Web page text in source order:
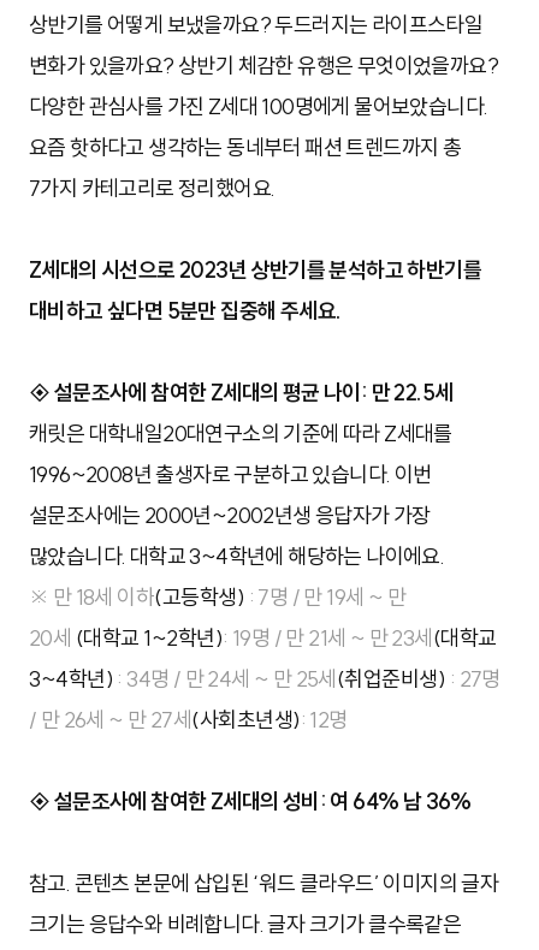
상반기를 어떻게 보냈을까요? 두드러지는 라이프스타일
변화가 있을까요? 상반기 체감한 유행은 무엇이었을까요?
다양한 관심사를 가진 Z세대 100명에게 물어보았습니다.
요즘 핫하다고 생각하는 동네부터 패션 트렌드까지 총
7가지 카테고리로 정리했어요.
Z세대의 시선으로 2023년 상반기를 분석하고 하반기를
대비하고 싶다면 5분만 집중해 주세요.
◈설문조사에 참여한 Z세대의 평균 나이: 만 22.5세
캐릿은 대학내일20대연구소의 기준에 따라 Z세대를
1996~2008년 출생자로 구분하고 있습니다. 이번
설문조사에는 2000년~2002년생 응답자가 가장
많았습니다. 대학교 3~4학년에 해당하는 나이에요.
※ 만 18세 이하(고등학생) : 7명 / 만 19세 ~ 만
20세 (대학교 1~2학년): 19명 / 만 21세 ~ 만 23세(대학교
3~4학년) : 34명 / 만 24세 ~ 만 25세(취업준비생) : 27명
/ 만 26세 ~ 만 27세(사회초년생): 12명
◈설문조사에 참여한 Z세대의 성비: 여 64% 남 36%
참고. 콘텐츠 본문에 삽입된 ‘워드 클라우드’ 이미지의 글자
크기는 응답수와 비례합니다. 글자 크기가 클수록같은